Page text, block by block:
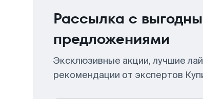
Рассылка с
предложениями
Эксклюзивные акции, лучшие
рекомендации от экспертов